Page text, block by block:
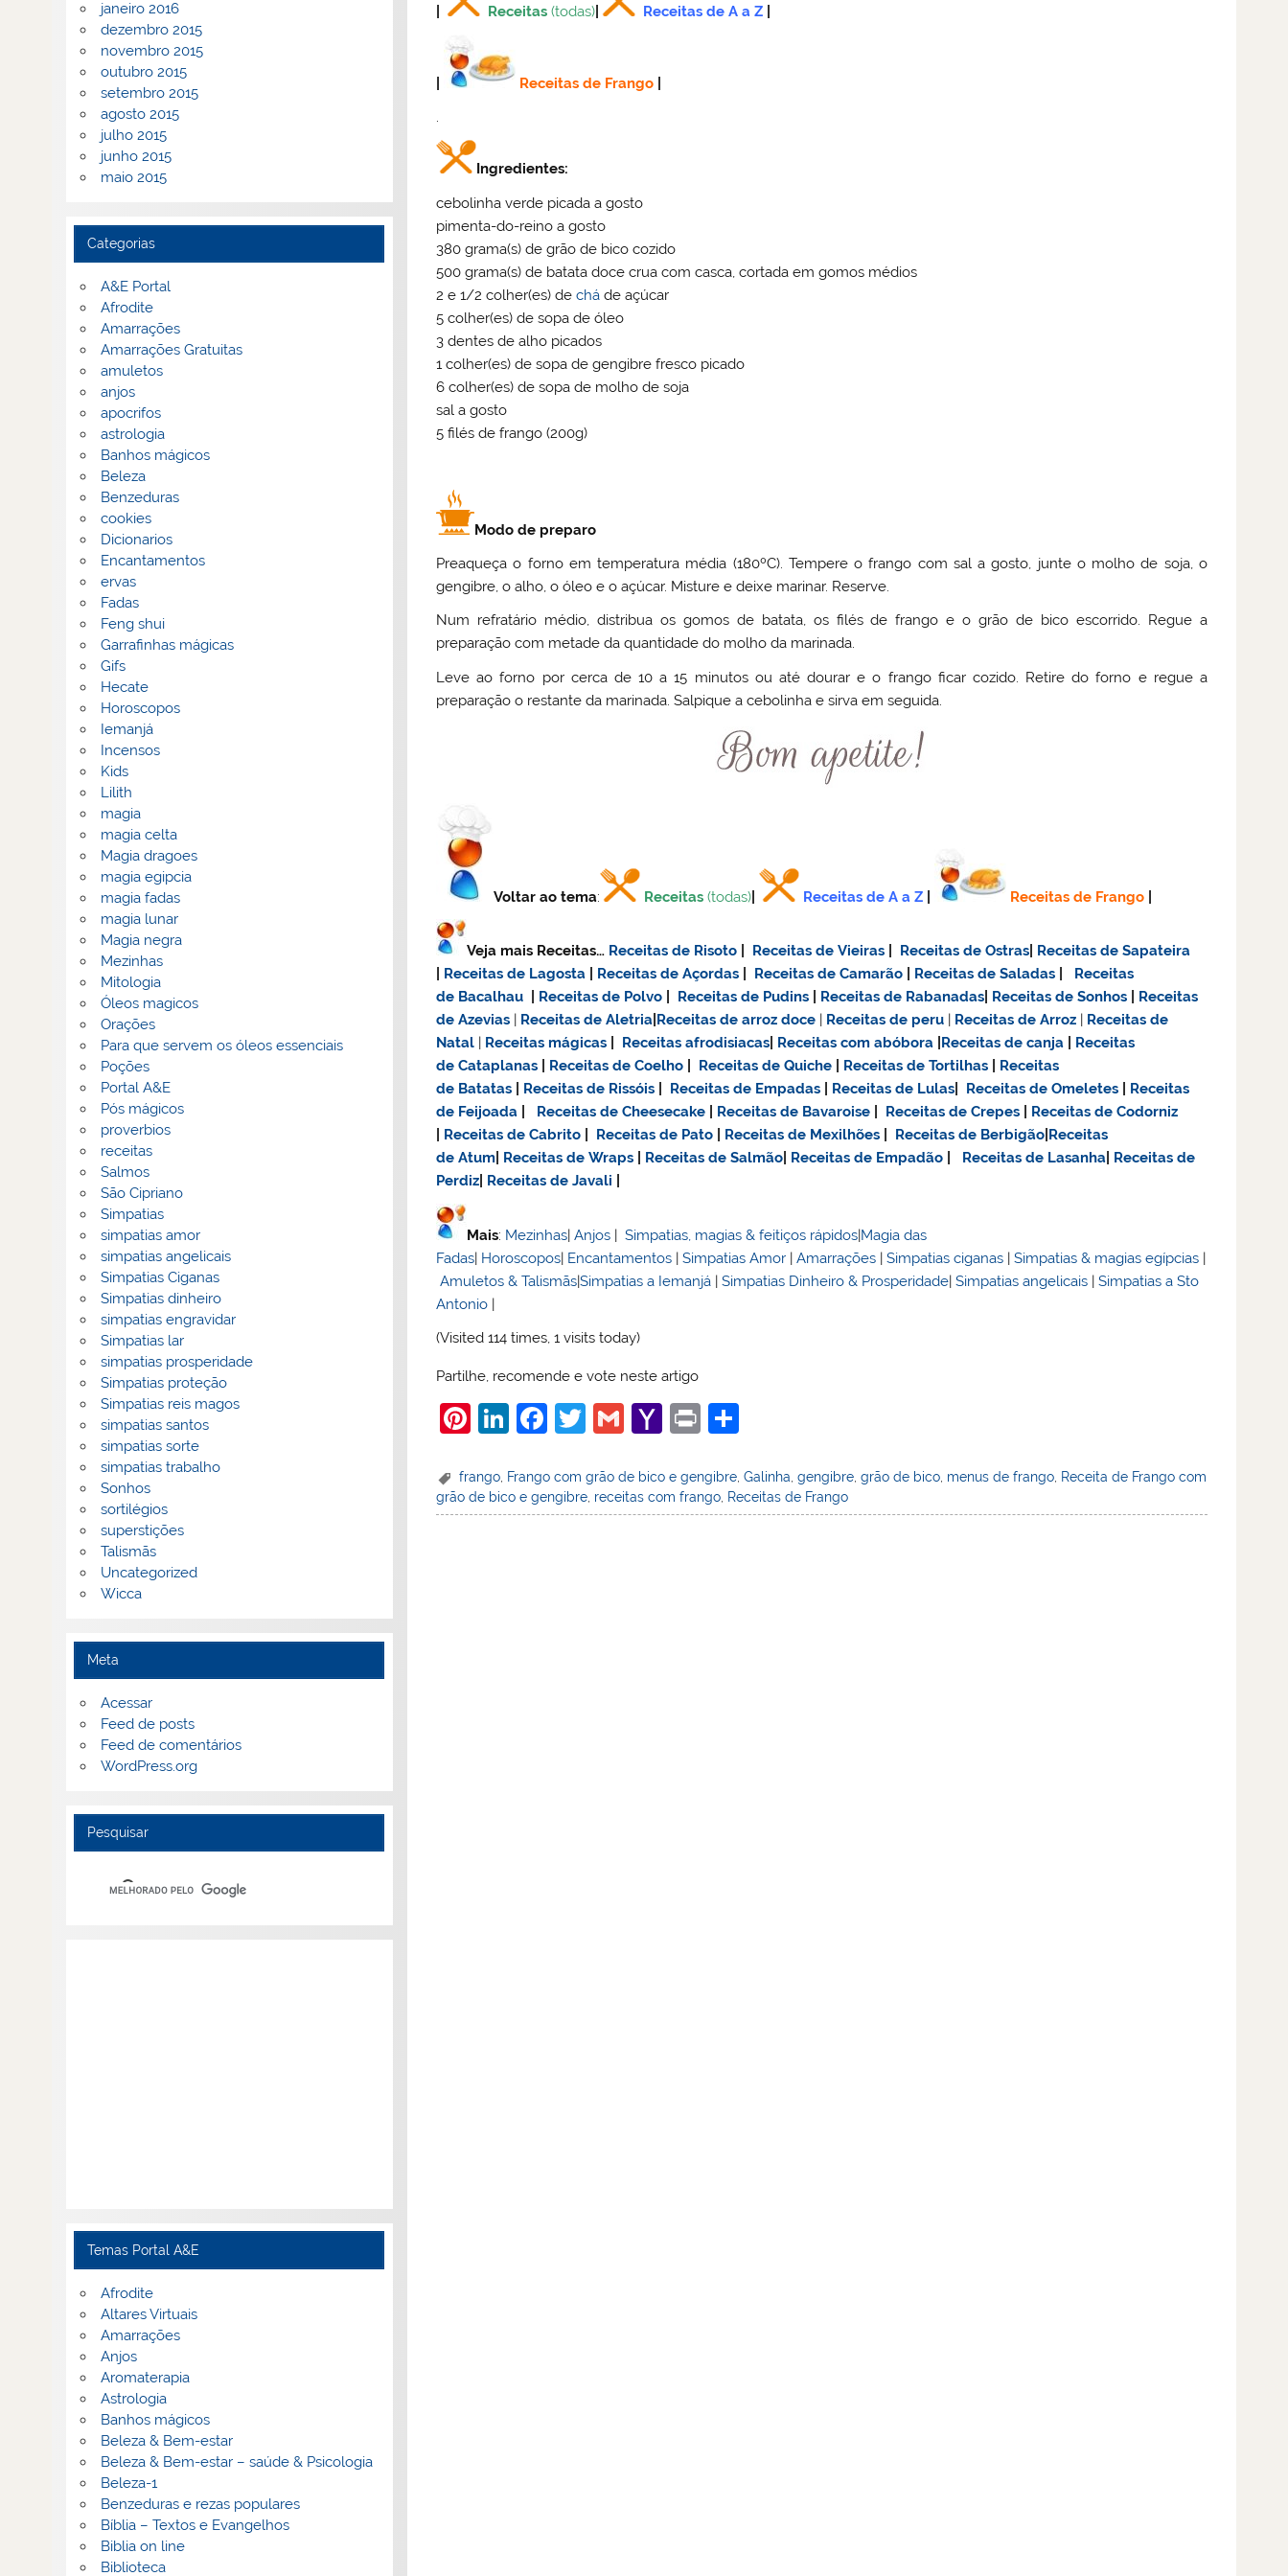
Receitas (todas) Receitas de A a Z
Receitas de Frango
.
Ingredientes:
cebolinha verde picada a gosto
pimenta-do-reino a gosto
380 grama(s) de grão de bico cozido
500 grama(s) de batata doce crua com casca, cortada em gomos médios
2 e 1/2 colher(es) dechá de açúcar
5 colher(es) de sopa de óleo
3 dentes de alho picados
1 colher(es) de sopa de gengibre fresco picado
6 colher(es) de sopa de molho de soja
sal a gosto
5 filés de frango (200g)
Modo de preparo
Preaqueça o forno em temperatura média (180ºC). Tempere o frango com sal a gosto, junte o molho de soja, o
gengibre, o alho, o óleo e o açúcar. Misture e deixe marinar. Reserve.
Num refratário médio, distribua os gomos de batata, os filés de frango e o grão de bico escorrido. Regue a
preparação com metade da quantidade do molho da marinada.
Leve ao forno por cerca de 10 a 15 minutos ou até dourar e o frango ficar cozido. Retire do forno e regue a
preparação o restante da marinada. Salpique a cebolinha e sirva em seguida.
Voltar ao tema: Receitas (todas) Receitas de A a Z Receitas de Frango
Veja mais Receitas… Receitas de Risoto Receitas de Vieiras Receitas de Ostras
Receitas de Sapateira
Receitas de Lagosta Receitas de Açordas Receitas de Camarão Receitas de Saladas
Receitas
de Bacalhau
Receitas de Polvo Receitas de Pudins Receitas de Rabanadas Receitas de Sonhos
Receitas
de Azevias
Receitas de Aletria Receitas dearroz doce Receitas de peru Receitas de Arroz
Receitas de
Natal
Receitas mágicas Receitas afrodisiacas Receitas com abóbora Receitas de canja
Receitas
de Cataplanas
Receitas de Coelho Receitas de Quiche Receitas de Tortilhas
Receitas
de Batatas
Receitas de Rissóis Receitas de Empadas Receitas de Lulas Receitas de Omeletes
Receitas
de Feijoada
Receitas de Cheesecake Receitas de Bavaroise Receitas de Crepes
Receitas de Codorniz
Receitas de Cabrito Receitas de Pato Receitas de Mexilhões Receitas de Berbigão Receitas
de Atum
Receitas de Wraps Receitas de Salmão Receitas de Empadão Receitas de Lasanha
Receitas de
Perdiz
Receitas de Javali
Mais: Mezinhas|Anjos |Simpatias, magias & feitiços rápidos|Magia das
Fadas| Horoscopos| Encantamentos |Simpatias Amor |Amarrações |Simpatias ciganas |Simpatias & magias egípcias |
Amuletos & Talismãs|Simpatias a Iemanjá |Simpatias Dinheiro & Prosperidade|Simpatias angelicais |Simpatias a Sto
Antonio |
(Visited 114 times, 1 visits today)
Partilhe, recomende e vote neste artigo
Pi
er
e
Li
k
e
F
c
e
T
itt
er
G
ai
l
Y
h
o
Pr
t
ar
e
frango Frango com grão de bico e gengibre ,Galinha ,gengibre ,grão de bico menus de frango Receita de Frango com
grão de bico e gengibre, receitas com frango, Receitas de Frango
janeiro 2016
dezembro 2015
novembro 2015
outubro 2015
setembro 2015
agosto 2015
julho 2015
junho 2015
maio 2015
Categorias
A&E Portal
Afrodite
Amarrações
Amarrações Gratuitas
amuletos
anjos
apocrifos
astrologia
Banhos mágicos
Beleza
Benzeduras
cookies
Dicionarios
Encantamentos
ervas
Fadas
Feng shui
Garrafinhas mágicas
Gifs
Hecate
Horoscopos
Iemanjá
Incensos
Kids
Lilith
magia
magia celta
Magia dragoes
magia egipcia
magia fadas
magia lunar
Magia negra
Mezinhas
Mitologia
Óleos magicos
Orações
Para que servem os óleos essenciais
Poções
Portal A&E
Pós mágicos
proverbios
receitas
Salmos
São Cipriano
Simpatias
simpatias amor
simpatias angelicais
Simpatias Ciganas
Simpatias dinheiro
simpatias engravidar
Simpatias lar
simpatias prosperidade
Simpatias proteção
Simpatias reis magos
simpatias santos
simpatias sorte
simpatias trabalho
Sonhos
sortilégios
superstições
Talismãs
Uncategorized
Wicca
Meta
Acessar
Feed de posts
Feed de comentários
WordPress.org
Pesquisar
Temas Portal A&E
Afrodite
Altares Virtuais
Amarrações
Anjos
Aromaterapia
Astrologia
Banhos mágicos
Beleza & Bem-estar
Beleza & Bem-estar – saúde & Psicologia
Beleza-1
Benzeduras e rezas populares
Bíblia – Textos e Evangelhos
Biblia on line
Biblioteca